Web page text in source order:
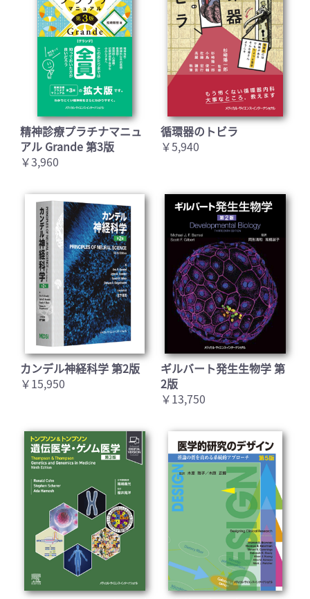
精神診療プラチナマニュ
アル Grande 第3版
￥3,960
循環器のトビラ
￥5,940
カンデル神経科学 第2版
￥15,950
ギルバート発生生物学 第
2版
￥13,750